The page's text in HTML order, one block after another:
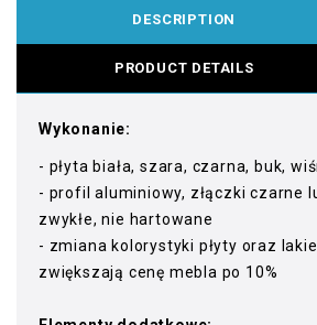
DESCRIPTION
PRODUCT DETAILS
Wykonanie:
- płyta biała, szara, czarna, buk,
- profil aluminiowy, złączki czarne
zwykłe, nie hartowane
- zmiana kolorystyki płyty oraz
zwiększają cenę mebla po 10%